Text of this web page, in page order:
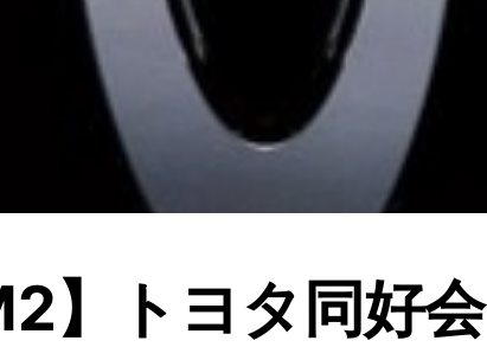
】トヨタ同好会